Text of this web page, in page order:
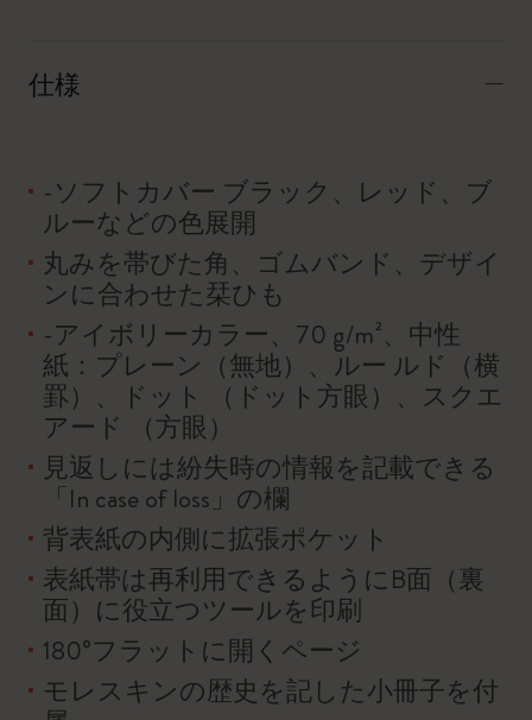
仕様
-ソフトカバー ブラック、レッド、ブ
ルーなどの色展開
丸みを帯びた角、ゴムバンド、デザイ
ンに合わせた栞ひも
-アイボリーカラー、70 g/m²、中性
紙：プレーン（無地）、ルー ルド（横
罫）、ドット （ドット方眼）、スクエ
アード （方眼）
見返しには紛失時の情報を記載できる
「In case of loss」の欄
背表紙の内側に拡張ポケット
表紙帯は再利用できるようにB面（裏
面）に役立つツールを印刷
180°フラットに開くページ
モレスキンの歴史を記した小冊子を付